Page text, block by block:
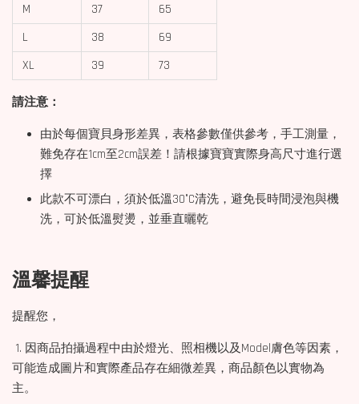
M
37
65
L
38
69
XL
39 73
請注意：
由於每個寶貝身形差異，表格參數僅供參考，手工測量，
難免存在1cm至2cm誤差！請根據寶寶實際身高尺寸進行選
擇
此款不可漂白，須於低溫30°C清洗，避免長時間浸泡與機
洗，可於低溫熨燙，並垂直曬乾
溫馨提醒
提醒您，
1. 因商品拍攝過程中由於燈光、照相機以及Model膚色等因素，
可能造成圖片和實際產品存在細微差異，商品顏色以實物為
主。